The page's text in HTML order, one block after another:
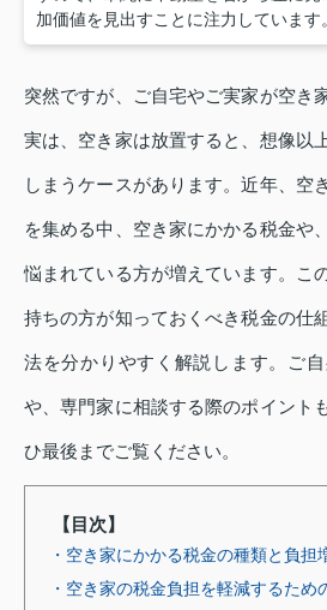
加価値を見出すことに注力しています。
突然ですが、ご自宅やご実家が空き
実は、空き家は放置すると、想像以
しまうケースがあります。近年、空
を集める中、空き家にかかる税金や
悩まれている方が増えています。こ
持ちの方が知っておくべき税金の仕
法を分かりやすく解説します。ご
や、専門家に相談する際のポイント
ひ最後までご覧ください。
【目次】
・空き家にかかる税金の種類と負担
・空き家の税金負担を軽減するため